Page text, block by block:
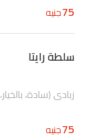
75جنيه
سلطة رايتا
زبادي (سادة،
75جنيه